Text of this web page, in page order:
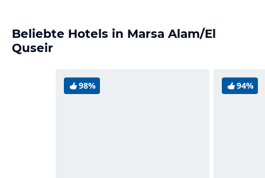
Beliebte Hotels in Marsa Alam/El
Quseir
98% 94%